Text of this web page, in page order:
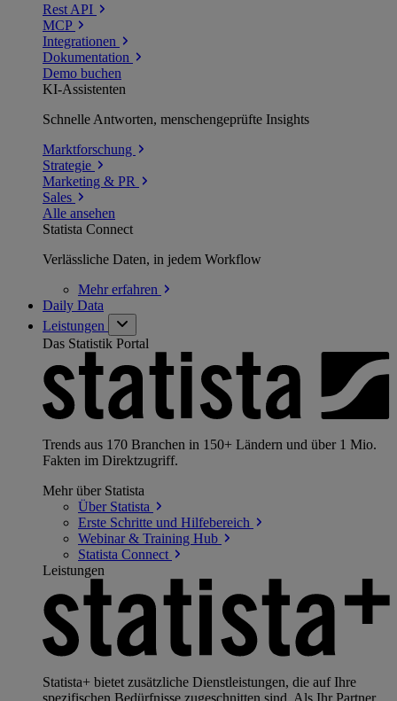
Rest API
MCP
Integrationen
Dokumentation
Demo buchen
KI-Assistenten
Schnelle Antworten, menschengeprüfte Insights
Marktforschung
Strategie
Marketing & PR
Sales
Alle ansehen
Statista Connect
Verlässliche Daten, in jedem Workflow
Mehrerfahren
Daily Data
Leistungen
Das Statistik Portal
Trends aus 170 Branchen in 150+ Ländern und über 1 Mio.
Fakten im Direktzugriff.
Mehr über Statista
Über Statista
Erste Schritte und Hilfebereich
Webinar & Training Hub
Statista Connect
Leistungen
Statista+ bietet zusätzliche Dienstleistungen, die auf Ihre
spezifischen Bedürfnisse zugeschnitten sind. Als Ihr Partner